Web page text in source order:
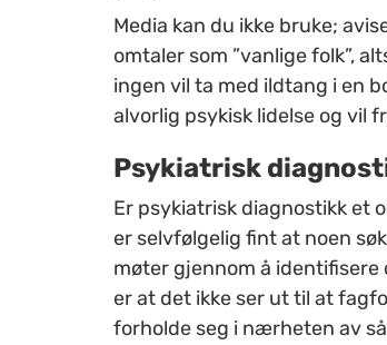
Media kan du ikke bruke;
omtaler som ”vanlige folk”,
ingen vil ta med ildtang i en
alvorlig psykisk lidelse og vil
Psykiatrisk
Er psykiatrisk diagnostikk et
er selvfølgelig fint at noen
møter gjennom å
er at det ikke ser ut til at
forholde seg i nærheten av